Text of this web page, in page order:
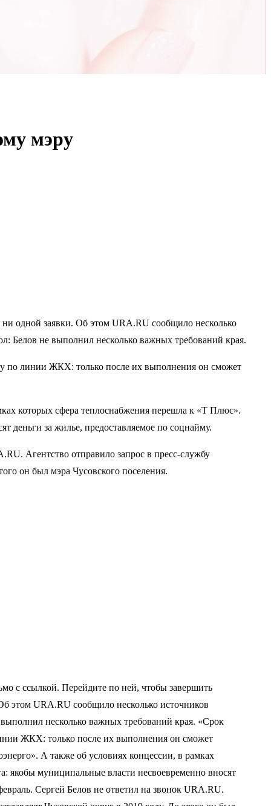
мэру
ни одной заявки. Об этом URA.RU сообщило несколько
Белов не выполнил несколько важных требований края.
по линии ЖКХ: только после их выполнения он сможет
которых сфера теплоснабжения перешла к «Т Плюс».
деньги за жилье, предоставляемое по соцнайму.
Агентство отправило запрос в пресс-службу
он был мэра Чусовского поселения.
с ссылкой. Перейдите по ней, чтобы завершить
этом URA.RU сообщило несколько источников
несколько важных требований края. «Срок
ЖКХ: только после их выполнения он сможет
А также об условиях концессии, в рамках
якобы муниципальные власти несвоевременно вносят
Сергей Белов не ответил на звонок URA.RU.